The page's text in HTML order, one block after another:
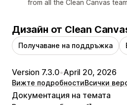
from all the Clean Canvas
Дизайн от Clean
Получаване на поддръжка
Version 7.3.0•April 20, 2026
Вижте подробностиВсички
Документация на темата